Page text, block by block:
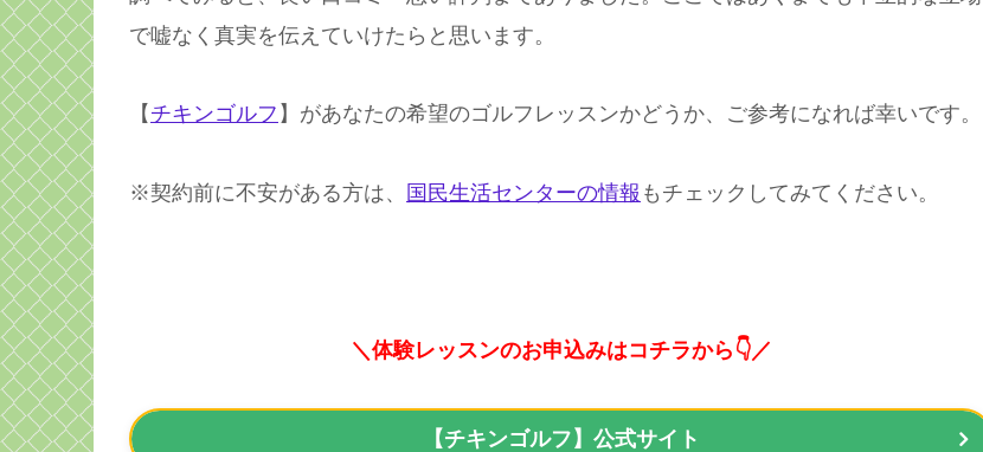
で嘘なく真実を伝えていけたらと思います。
【 チキンゴルフ 】があなたの希望のゴルフレッスンかどうか、ご参考になれば幸いです。
※契約前に不安がある方は、 国民生活センターの情報 もチェックしてみてください。
＼体験レッスンのお申込みはコチラから👇／
【チキンゴルフ】公式サイト